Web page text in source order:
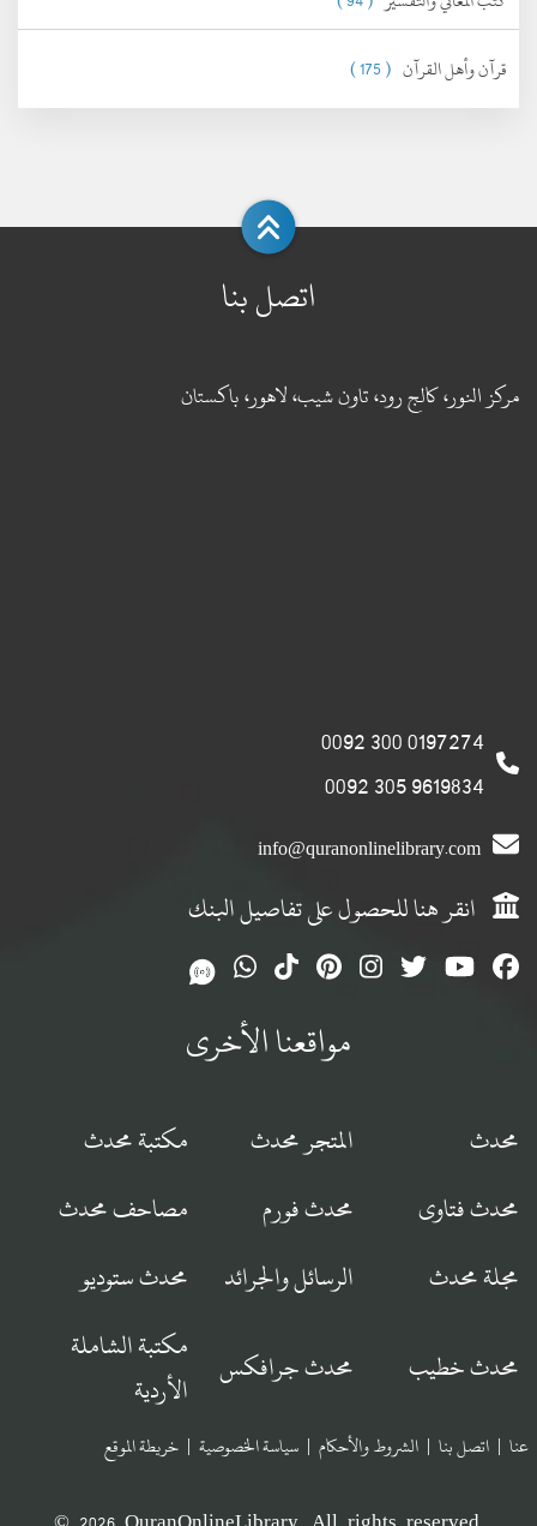
قرآن وأهل القرآن ( 175 )
اتصل بنا
مركز النور، كالج رود، تاون شيب، لاهور، باكستان
0197274 300 0092
9619834 305 0092
info@quranonlinelibrary.com
انقر هنا للحصول على تفاصيل البنك
مواقعنا الأخرى
محدث المتجر محدث
مكتبة محدث
محدث فتاوى
محدث فورم
مصاحف محدث
مجلة محدث
الرسائل والجرائد محدث ستوديو
محدث خطيب محدث جرافكس
مكتبة الشاملة
الأردية
عنا | اتصل بنا | الشروط والأحكام | سياسة الخصوصية | خريطة الموقع